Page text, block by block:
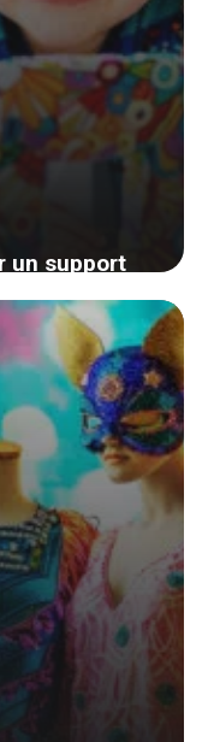
un support
avec